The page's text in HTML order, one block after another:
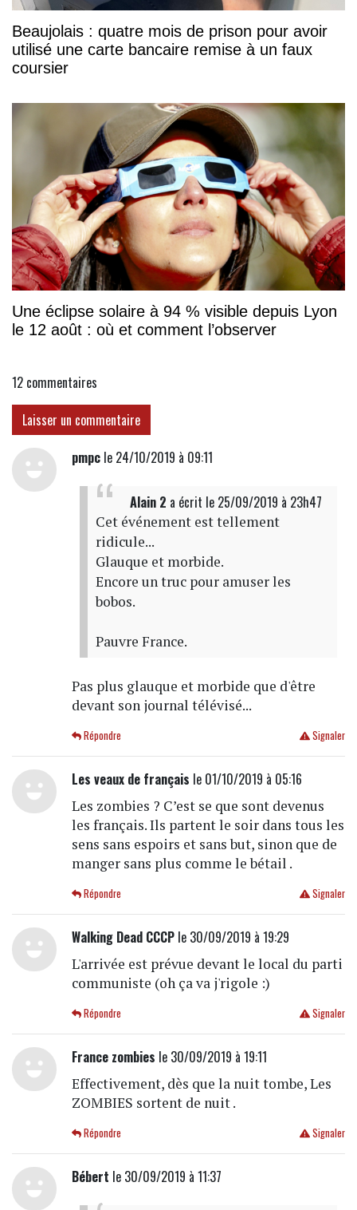
Beaujolais : quatre mois de prison pour avoir
utilisé une carte bancaire remise à un faux
coursier
Une éclipse solaire à 94 % visible depuis Lyon
le 12 août : où et comment l’observer
12 commentaires
Laisser un commentaire
pmpcle 24/10/2019 à 09:11
Alain 2 a écrit le 25/09/2019 à 23h47
Cet événement est tellement
ridicule...
Glauque et morbide.
Encore un truc pour amuser les
bobos.
Pauvre France.
Pas plus glauque et morbide que d'être
devant son journal télévisé...
Signaler
Répondre
Les veaux de français le 01/10/2019 à 05:16
Les zombies ? C’est se que sont devenus
les français. Ils partent le soir dans tous les
sens sans espoirs et sans but, sinon que de
manger sans plus comme le bétail .
Signaler
Répondre
Walking Dead CCCPle 30/09/2019 à 19:29
L'arrivée est prévue devant le local du parti
communiste (oh ça va j'rigole :)
Signaler
Répondre
France zombies le 30/09/2019 à 19:11
Effectivement, dès que la nuit tombe, Les
ZOMBIES sortent de nuit .
Signaler
Répondre
Bébert le 30/09/2019 à 11:37